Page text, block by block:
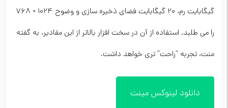
گیگابایت رم، 20 گیگابایت فضای ذخیره سازی و وضوح 1024 × 768
را می طلبد. استفاده از آن در سخت افزار بالاتر از این مقادیر، به گفته
منت، تجربه “راحت” تری خواهد داشت.
دانلود لینوکس مینت